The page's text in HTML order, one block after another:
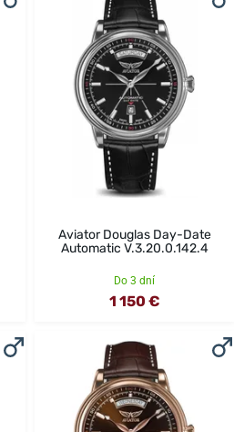
Aviator Douglas Day-Date
Automatic V.3.20.0.142.4
Do 3 dní
1 150 €